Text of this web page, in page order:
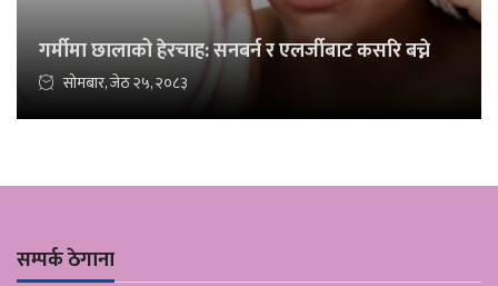
गर्मीमा छालाको हेरचाह: सनबर्न र एलर्जीबाट कसरि बच्ने
सोमबार, जेठ २५, २०८३
सम्पर्क ठेगाना